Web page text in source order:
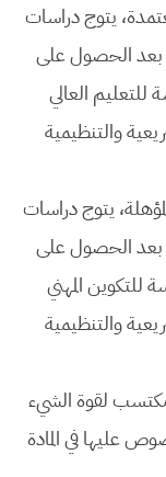
يتوج دراسات
بعد الحصول على
العالي
والتنظيمية
يتوج دراسات
بعد الحصول على
المهني
والتنظيمية
مكتسب لقوة الشيء
عليها في المادة